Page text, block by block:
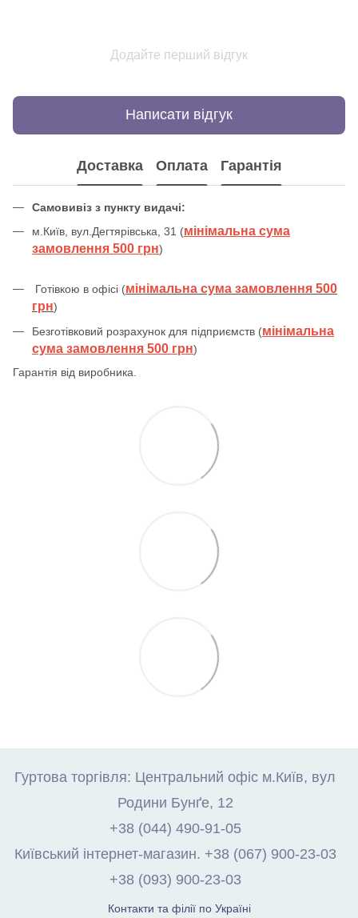
Додайте перший відгук
Написати відгук
Доставка Оплата Гарантія
Самовивіз з пункту видачі:
м.Київ, вул.Дегтярівська, 31 (мінімальна сума
замовлення 500 грн)
Готівкою в офісі (мінімальна сума замовлення 500
грн)
Безготівковий розрахунок для підприємств (мінімальна
сума замовлення 500 грн)
Гарантія від виробника.
Гуртова торгівля: Центральний офіс м.Київ, вул
Родини Бунґе, 12
+38 (044) 490-91-05
Київський інтернет-магазин. +38 (067) 900-23-03
+38 (093) 900-23-03
Контакти та філії по Україні